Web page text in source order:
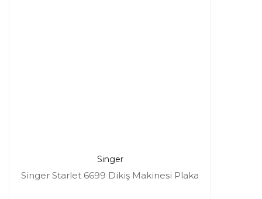
Singer
Singer Starlet 6699 Dikiş Makinesi Plaka